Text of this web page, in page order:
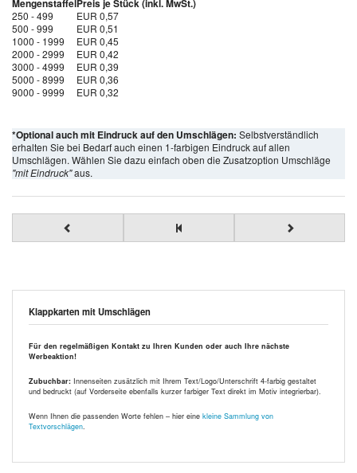
250 - 499
EUR 0,57
500 - 999
EUR 0,51
1000 - 1999
EUR 0,45
2000 - 2999
EUR 0,42
3000 - 4999
EUR 0,39
5000 - 8999
EUR 0,36
9000 - 9999
EUR 0,32
*Optional auch mit Eindruck auf den Umschlägen: Selbstverständlich
erhalten Sie bei Bedarf auch einen 1-farbigen Eindruck auf allen
Umschlägen. Wählen Sie dazu einfach oben die Zusatzoption Umschläge
"mit Eindruck"aus.
Klappkarten mit Umschlägen
Für den regelmäßigen Kontakt zu Ihren Kunden oder auch Ihre nächste
Werbeaktion!
Zubuchbar: Innenseiten zusätzlich mit Ihrem Text/Logo/Unterschrift 4-farbig gestaltet
und bedruckt (auf Vorderseite ebenfalls kurzer farbiger Text direkt im Motiv integrierbar).
Wenn Ihnen die passenden Worte fehlen – hier eine kleine Sammlung von
Textvorschlägen